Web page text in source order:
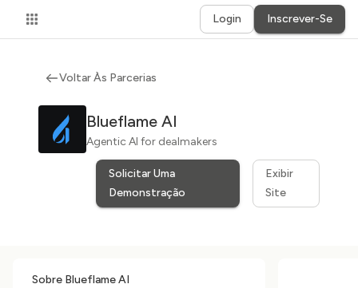
Login Inscrever-Se
Voltar Às Parcerias
Blueflame AI
Agentic AI for dealmakers
Solicitar Uma
Demonstração
Exibir
Site
Sobre Blueflame AI